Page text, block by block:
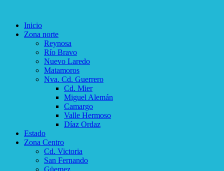
Inicio
Zona norte
Reynosa
Río Bravo
Nuevo Laredo
Matamoros
Nva. Cd. Guerrero
Cd. Mier
Miguel Alemán
Camargo
Valle Hermoso
Díaz Ordaz
Estado
Zona Centro
Cd. Victoria
San Fernando
Güemez